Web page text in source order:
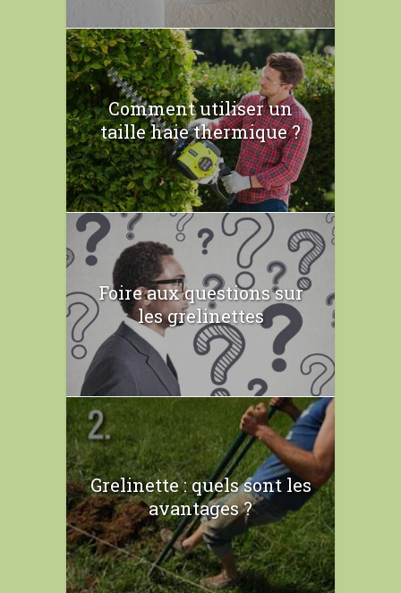
Comment utiliser un
taille haie thermique ?
Foire aux questions sur
les grelinettes
Grelinette : quels sont les
avantages ?